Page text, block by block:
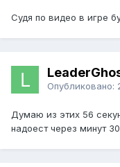
Судя по видео в игре
Опубликовано:
Думаю из этих 56
надоест через минут 30